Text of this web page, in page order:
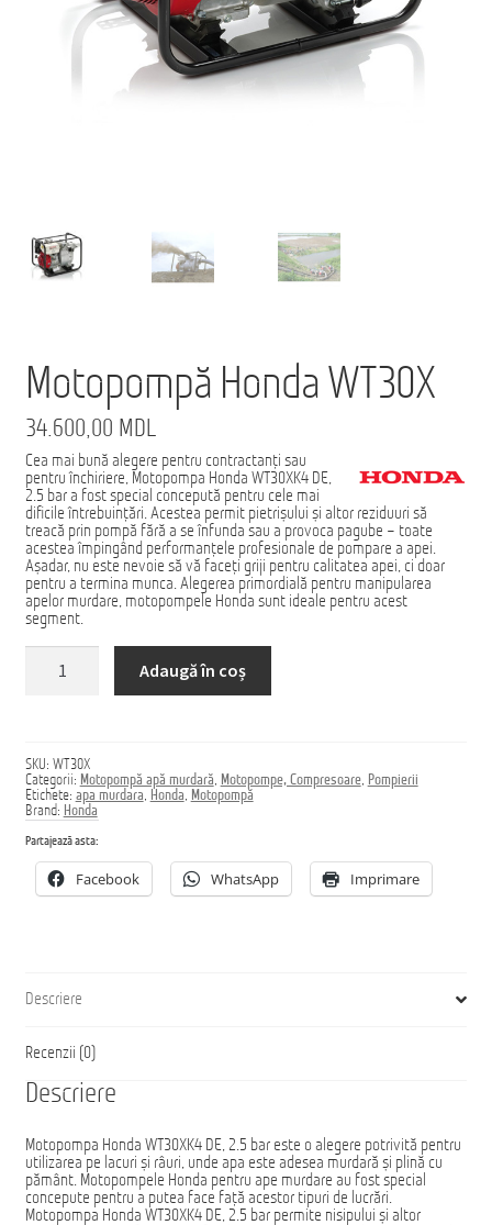
Ford Transit M2: Autobuz Școlar
Înscrie-te la Newsletter pentru Oferte Exclusive
MS AMBULANCE MODEL MX
Tehnica Medicală
Tehnica Poliție
Tehnica Pompieri
Termeni
Домашняя страница
Motopompă Honda WT30X
34.600,00 MDL
Cea mai bună alegere pentru contractanți sau
pentru închiriere, Motopompa Honda WT30XK4 DE,
2.5 bar a fost special concepută pentru cele mai
dificile întrebuințări. Acestea permit pietrișului și altor reziduuri să
treacă prin pompă fără a se înfunda sau a provoca pagube – toate
acestea împingând performanțele profesionale de pompare a apei.
Așadar, nu este nevoie să vă faceți griji pentru calitatea apei, ci doar
pentru a termina munca. Alegerea primordială pentru manipularea
apelor murdare, motopompele Honda sunt ideale pentru acest
segment.
Motopompă
Adaugă în coș
SKU: WT30X
Categorii: Motopompă apă murdară, Motopompe, Compresoare, Pompierii
Etichete: apa murdara, Honda, Motopompă
Brand: Honda
Partajează asta:
Facebook WhatsApp Imprimare
Descriere
Recenzii (0)
Descriere
Motopompa Honda WT30XK4 DE, 2.5 bar este o alegere potrivită pentru
utilizarea pe lacuri și râuri, unde apa este adesea murdară și plină cu
pământ. Motopompele Honda pentru ape murdare au fost special
concepute pentru a putea face față acestor tipuri de lucrări.
Motopompa Honda WT30XK4 DE, 2.5 bar permite nisipului și altor